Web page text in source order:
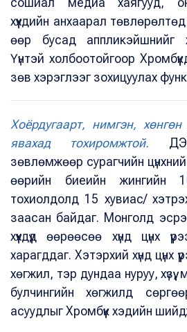
хүүхдийн анхаарал
өөр бусад аппликэйшнийг
Үүнтэй холбоотойгоор
зөв хэрэглээг зохицуулах
Хоёрдугаарт, нимгэн, хөнгөн
явахад тохиромжтой.
зөвлөмжөөр сурагчийн цүнхний
өөрийн биеийн жингийн
тохиолдолд 15 хувиас/
заасан байдаг. Монголд
хүүхдүүд өөрөөсөө хүнд цүнх
харагддаг. Хэтэрхий хүнд цүнх
хөгжил, тэр дундаа нуруу,
булчингийн хөгжилд
асуудлыг Хромбүүк хэдийн